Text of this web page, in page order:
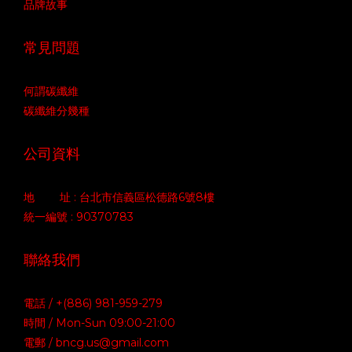
品牌故事
常見問題
何謂碳纖維
碳纖維分幾種
公司資料
地 址 : 台北市信義區松德路6號8樓
統一編號 : 90370783
聯絡我們
電話 / +(886) 981-959-279
時間 / Mon-Sun 09:00-21:00
電郵 / bncg.us@gmail.com